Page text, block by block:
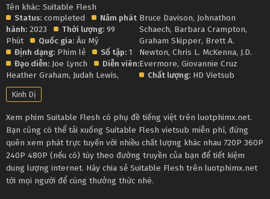
Tên khác: Suitable Flesh
Status: completed
Năm phát
hành: 2023 Thời lượng: 99
Phút
Quốc gia: Âu Mỹ
Định dạng: Phim lẻ Số tập: 1
Đạo diễn: Joe Lynch
Diễn viên:
Heather Graham, Judah Lewis,
Bruce Davison, Johnathon
Schaech, Barbara Crampton,
Graham Skipper, Brett A.
Newton,Chris L. McKenna, J.D.
Evermore,Giovannie Cruz
Chất lượng: HD Vietsub
Kinh Dị
Xem phim Suitable Flesh có phụ đề tiếng việt trên luotphimx.net.
Bạn cũng có thể tải xuống Suitable Flesh vietsub miễn phí, đừng
quên xem phát trực tuyến với nhiều chất lượng khác nhau 720P 360P
240P 480P (nếu có) tùy theo đường truyền của bạn để tiết kiệm
dung lượng internet. Hãy chia sẻ Suitable Flesh trên luotphimx.net
tới mọi người để cùng thưởng thức nhé.